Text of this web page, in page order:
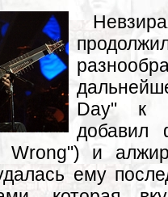
Day" к
добавил
Wrong") и
ему